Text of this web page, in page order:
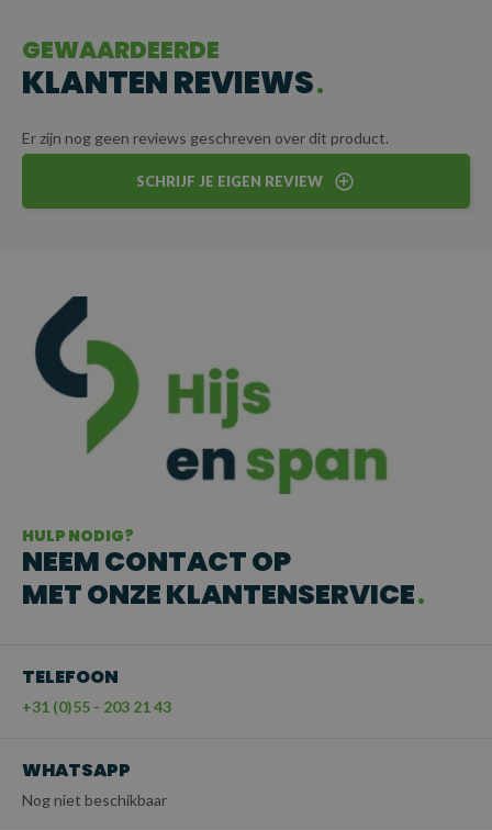
goederen.
CERTIFICERING
Elke sjorketting wordt geleverd met certificaat voor
gegarandeerde kwaliteit en veiligheid.
GEWAARDEERDE
KLANTEN REVIEWS
Er zijn nog geen reviews geschreven over dit product.
SCHRIJF JE EIGEN REVIEW
HULP NODIG?
NEEM CONTACT OP
MET ONZE KLANTENSERVICE
TELEFOON
+31 (0)55 - 203 21 43
WHATSAPP
Nog niet beschikbaar